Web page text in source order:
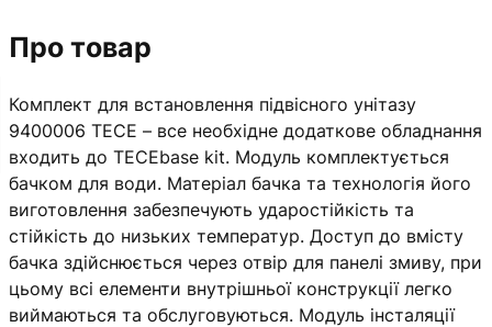
Про товар
Комплект для встановлення підвісного унітазу
9400006 TECE – все необхідне додаткове обладнання
входить до TECEbase kit. Модуль комплектується
бачком для води. Матеріал бачка та технологія його
виготовлення забезпечують ударостійкість та
стійкість до низьких температур. Доступ до вмісту
бачка здійснюється через отвір для панелі змиву, при
цьому всі елементи внутрішньої конструкції легко
виймаються та обслуговуються. Модуль інсталяції